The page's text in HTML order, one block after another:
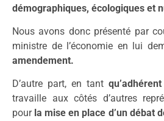
démographiques, écologiques et
Nous avons donc présenté par
ministre de l’économie en lui
amendement.
D’autre part, en tant
travaille aux côtés d’autres
pour la mise en place d’un débat